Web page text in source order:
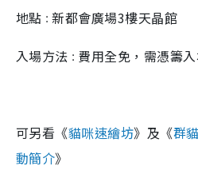
地點 ：新都會廣場3樓天晶館
入場方法 ： 費用全免，需憑籌
可另看《貓咪速繪坊》及《群
動簡介》